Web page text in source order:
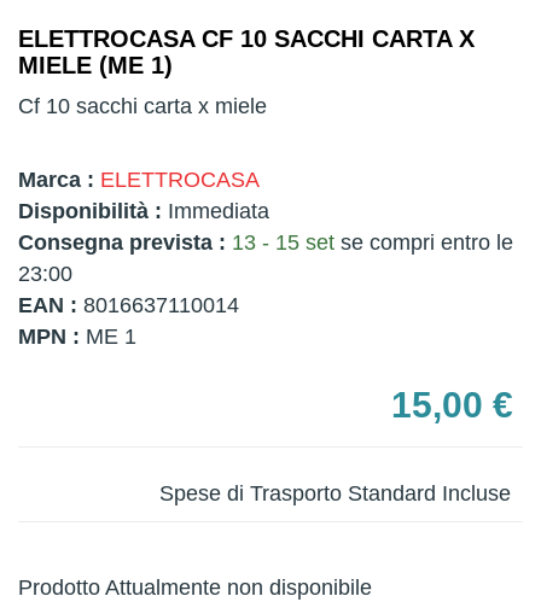
ELETTROCASA CF 10 SACCHI CARTA X
MIELE (ME 1)
Cf 10 sacchi carta x miele
Marca : ELETTROCASA
Disponibilità : Immediata
Consegna prevista : 13 - 15 set se compri entro le
23:00
EAN : 8016637110014
MPN : ME 1
15,00 €
Spese di Trasporto Standard Incluse
Prodotto Attualmente non disponibile